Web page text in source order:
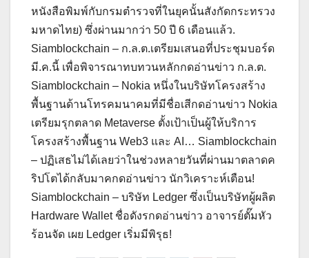
หนังสือพิมพ์กับกรมตำรวจที่ในยุคนั้นสังกัดกระทรวง
มหาดไทย) ซึ่งผ่านมากว่า 50 ปี 6 เดือนแล้ว.
Siamblockchain – ก.ล.ต.เตรียมเสนอที่ประชุมบอร์ด
มี.ค.นี้ เพื่อพิจารณาทบทวนหลักกดอ่านข่าว ก.ล.ต.
Siamblockchain – Nokia หนึ่งในบริษัทโครงสร้าง
พื้นฐานด้านโทรคมนาคมที่มีชื่อเสีกดอ่านข่าว Nokia
เตรียมรุกตลาด Metaverse ตั้งเป้าเป็นผู้ให้บริการ
โครงสร้างพื้นฐาน Web3 และ AI… Siamblockchain
– ปฏิเสธไม่ได้เลยว่าในช่วงหลายวันที่ผ่านมาตลาดค
ริปโตได้กลับมาคกดอ่านข่าว นักวิเคราะห์เตือน!
Siamblockchain – บริษัท Ledger ซึ่งเป็นบริษัทผู้ผลิต
Hardware Wallet ชื่อดังรกดอ่านข่าว อาจารย์ตั๊มหัว
ร้อนจัด เผย Ledger เริ่มมีพิรุธ!